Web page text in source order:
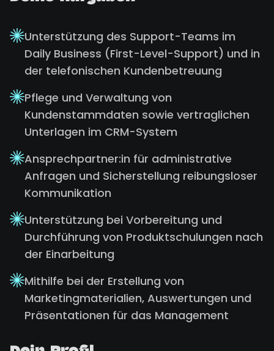
Unterstützung des Support-Teams im
Daily Business (First-Level-Support) und in
der telefonischen Kundenbetreuung
Pflege und Verwaltung von
Kundenstammdaten sowie vertraglichen
Unterlagen im CRM-System
Ansprechpartner:in für administrative
Anfragen und Sicherstellung reibungsloser
Kommunikation
Unterstützung bei Vorbereitung und
Durchführung von Produktschulungen nach
der Einarbeitung
Mithilfe bei der Erstellung von
Marketingmaterialien, Auswertungen und
Präsentationen für das Management